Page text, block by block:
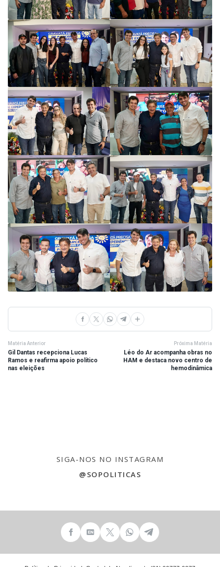
Matéria Anterior
Gil Dantas recepciona Lucas
Ramos e reafirma apoio político
nas eleições
Próxima Matéria
Léo do Ar acompanha obras no
HAM e destaca novo centro de
hemodinâmica
SIGA-NOS NO INSTAGRAM
@SOPOLITICAS